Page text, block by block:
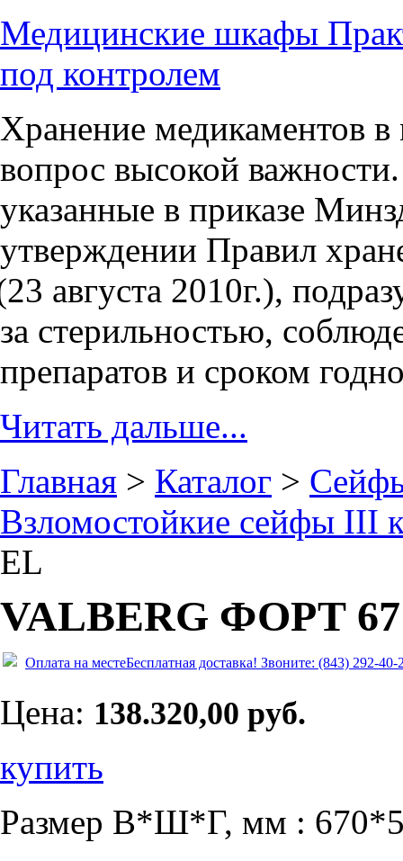
Медицинские шкафы
под контролем
Хранение медикаментов
вопрос высокой
указанные в приказе
утверждении Правил
августа 2010г.),
за стерильностью,
препаратов и сроком
Читать дальше...
Главная > Каталог >
Взломостойкие сейфы III
EL
VALBERG ФОРТ
Оплата на местеБесплатная доставка! Звоните: (843) 292-40-
Цена: 138.320,00 руб.
купить
Размер В*Ш*Г, мм :